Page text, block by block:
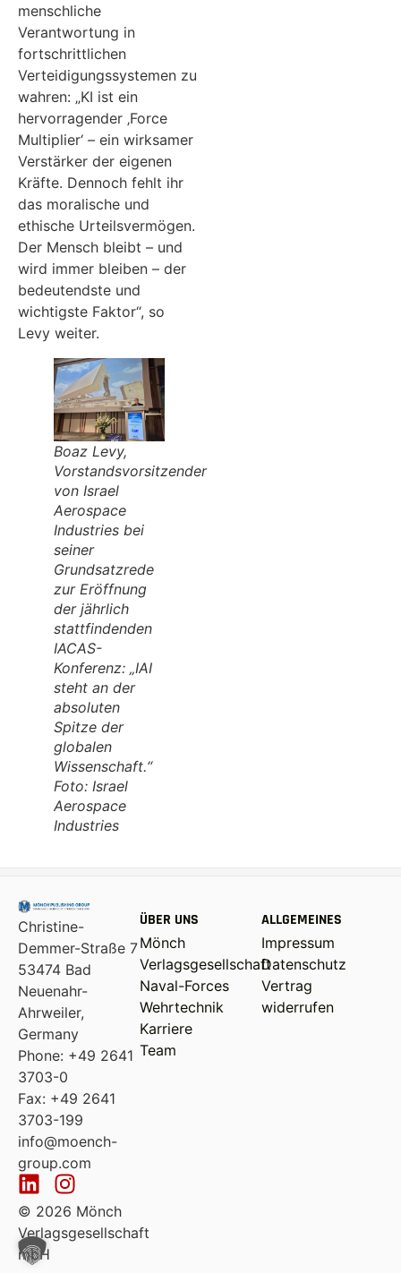
menschliche
Verantwortung in
fortschrittlichen
Verteidigungssystemen zu
wahren: „KI ist ein
hervorragender ‚Force
Multiplier‘ – ein wirksamer
Verstärker der eigenen
Kräfte. Dennoch fehlt ihr
das moralische und
ethische Urteilsvermögen.
Der Mensch bleibt – und
wird immer bleiben – der
bedeutendste und
wichtigste Faktor“, so
Levy weiter.
Boaz Levy,
Vorstandsvorsitzender
von Israel
Aerospace
Industries bei
seiner
Grundsatzrede
zur Eröffnung
der jährlich
stattfindenden
IACAS-
Konferenz: „IAI
steht an der
absoluten
Spitze der
globalen
Wissenschaft.“
Foto: Israel
Aerospace
Industries
Christine-
Demmer-Straße 7
53474 Bad
Neuenahr-
Ahrweiler,
Germany
Phone: +49 2641
3703-0
Fax: +49 2641
3703-199
info@moench-
group.com
© 2026 Mönch
Verlagsgesellschaft
mbH
ÜBER UNS
Mönch
Verlagsgesellschaft
Naval-Forces
Wehrtechnik
Karriere
Team
ALLGEMEINES
Impressum
Datenschutz
Vertrag
widerrufen